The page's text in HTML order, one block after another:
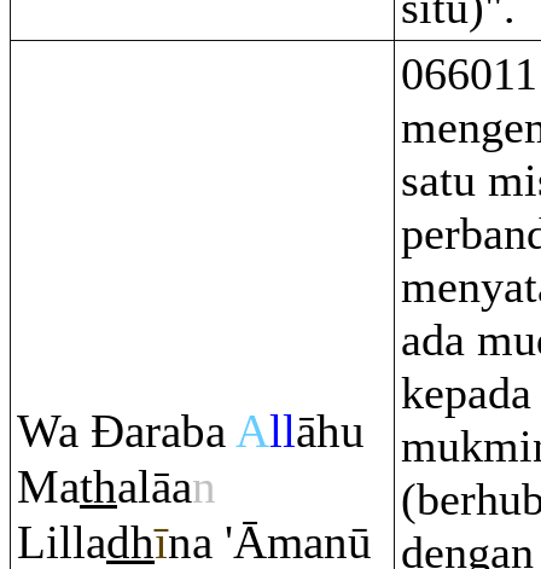
Wa ĐarabaAllāhu
Mathalāan
Lilladhīna 'Āmanū
satu
ada